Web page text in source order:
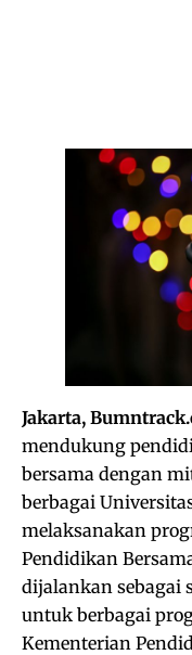
Jakarta,
mendukung
bersama dengan
berbagai
melaksanakan
Pendidikan
dijalankan sebagai
untuk berbagai
Kementerian